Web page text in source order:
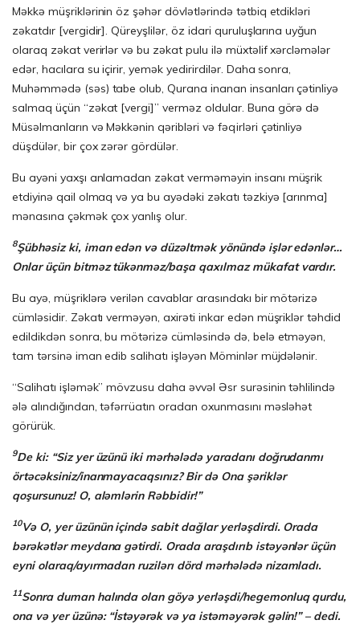
Məkkə müşriklərinin öz şəhər dövlətlərində tətbiq etdikləri
zəkatdır [vergidir]. Qüreyşlilər, öz idari quruluşlarına uyğun
olaraq zəkat verirlər və bu zəkat pulu ilə müxtəlif xərcləmələr
edər, hacılara su içirir, yemək yedirirdilər. Daha sonra,
Muhəmmədə (səs) tabe olub, Qurana inanan insanları çətinliyə
salmaq üçün “zəkat [vergi]” verməz oldular. Buna görə də
Müsəlmanların və Məkkənin qəribləri və fəqirləri çətinliyə
düşdülər, bir çox zərər gördülər.
Bu ayəni yaxşı anlamadan zəkat verməməyin insanı müşrik
etdiyinə qail olmaq və ya bu ayədəki zəkatı təzkiyə [arınma]
mənasına çəkmək çox yanlış olur.
8Şübhəsiz ki, iman edən və düzəltmək yönündə işlər edənlər…
Onlar üçün bitməz tükənməz/başa qaxılmaz mükafat vardır.
Bu ayə, müşriklərə verilən cavablar arasındakı bir mötərizə
cümləsidir. Zəkatı verməyən, axirəti inkar edən müşriklər təhdid
edildikdən sonra, bu mötərizə cümləsində də, belə etməyən,
tam tərsinə iman edib salihatı işləyən Möminlər müjdələnir.
“Salihatı işləmək” mövzusu daha əvvəl Əsr surəsinin təhlilində
ələ alındığından, təfərrüatın oradan oxunmasını məsləhət
görürük.
9De ki: “Siz yer üzünü iki mərhələdə yaradanı doğrudanmı
örtəcəksiniz/inan­ma­­ya­caq­sınız? Bir də Ona şəriklər
qoşursunuz! O, aləmlərin Rəbbidir!”
10Və O, yer üzünün içində sabit dağlar yerləşdirdi. Orada
bərəkətlər meydana gətir­di. Orada araşdırıb istəyənlər üçün
eyni olaraq/ayırmadan ruzilərı dörd mərhə­lədə ni­zam­ladı.
11Sonra duman halında olan göyə yerləşdi/hegemonluq qurdu,
ona və yer üzünə: “İstəyərək və ya istəməyərək gəlin!” – dedi.